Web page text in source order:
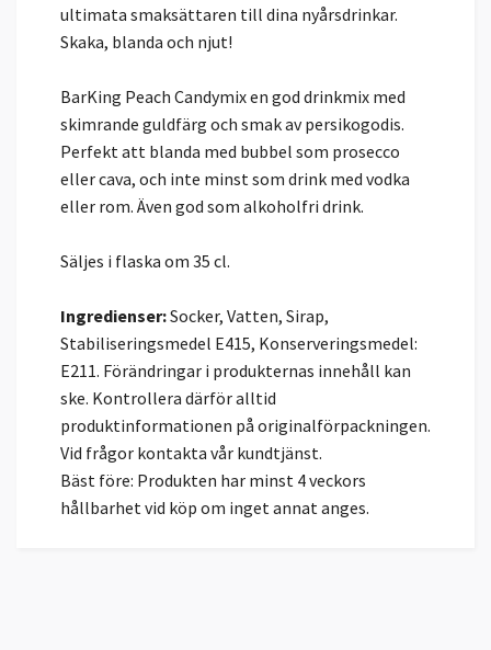
ultimata smaksättaren till dina nyårsdrinkar.
Skaka, blanda och njut!
BarKing Peach Candymix en god drinkmix med
skimrande guldfärg och smak av persikogodis.
Perfekt att blanda med bubbel som prosecco
eller cava, och inte minst som drink med vodka
eller rom. Även god som alkoholfri drink.
Säljes i flaska om 35 cl.
Ingredienser:Socker, Vatten, Sirap,
Stabiliseringsmedel E415, Konserveringsmedel:
E211. Förändringar i produkternas innehåll kan
ske. Kontrollera därför alltid
produktinformationen på originalförpackningen.
Vid frågor kontakta vår kundtjänst.
Bäst före: Produkten har minst 4 veckors
hållbarhet vid köp om inget annat anges.